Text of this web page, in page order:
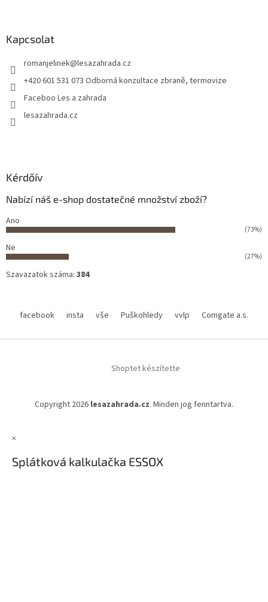
Kapcsolat
romanjelinek@lesazahrada.cz
+420 601 531 073 Odborná konzultace zbraně, termovize
Faceboo Les a zahrada
lesazahrada.cz
Kérdőív
Nabízí náš e-shop dostatečné množství zboží?
Ano
(73%)
Ne
(27%)
Szavazatok száma: 384
facebook insta vše Puškohledy vvlp Comgate a.s.
Shoptet készítette
Copyright 2026 lesazahrada.cz. Minden jog fenntartva.
×
Splátková kalkulačka ESSOX